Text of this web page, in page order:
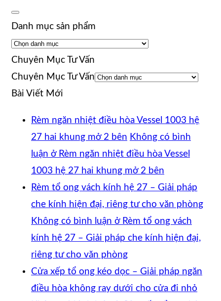
Danh mục sản phẩm
Chuyên Mục Tư Vấn
Chuyên Mục Tư Vấn
Bài Viết Mới
Rèm ngăn nhiệt điều hòa Vessel 1003 hệ
27 hai khung mở 2 bên Không có bình
luận ở Rèm ngăn nhiệt điều hòa Vessel
1003 hệ 27 hai khung mở 2 bên
Rèm tổ ong vách kính hệ 27 – Giải pháp
che kính hiện đại, riêng tư cho văn phòng
Không có bình luận ở Rèm tổ ong vách
kính hệ 27 – Giải pháp che kính hiện đại,
riêng tư cho văn phòng
Cửa xếp tổ ong kéo dọc – Giải pháp ngăn
điều hòa không ray dưới cho cửa đi nhỏ